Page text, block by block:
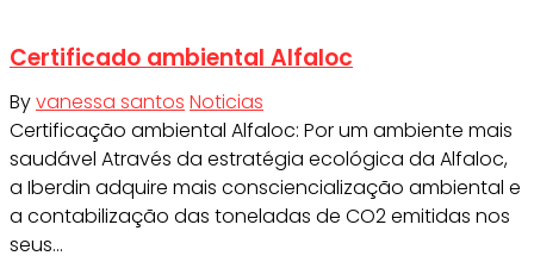
Certificado ambiental Alfaloc
Byvanessa santos Noticias
Certificação ambiental Alfaloc: Por um ambiente mais
saudável Através da estratégia ecológica da Alfaloc,
a Iberdin adquire mais consciencialização ambiental e
a contabilização das toneladas de CO2 emitidas nos
seus…